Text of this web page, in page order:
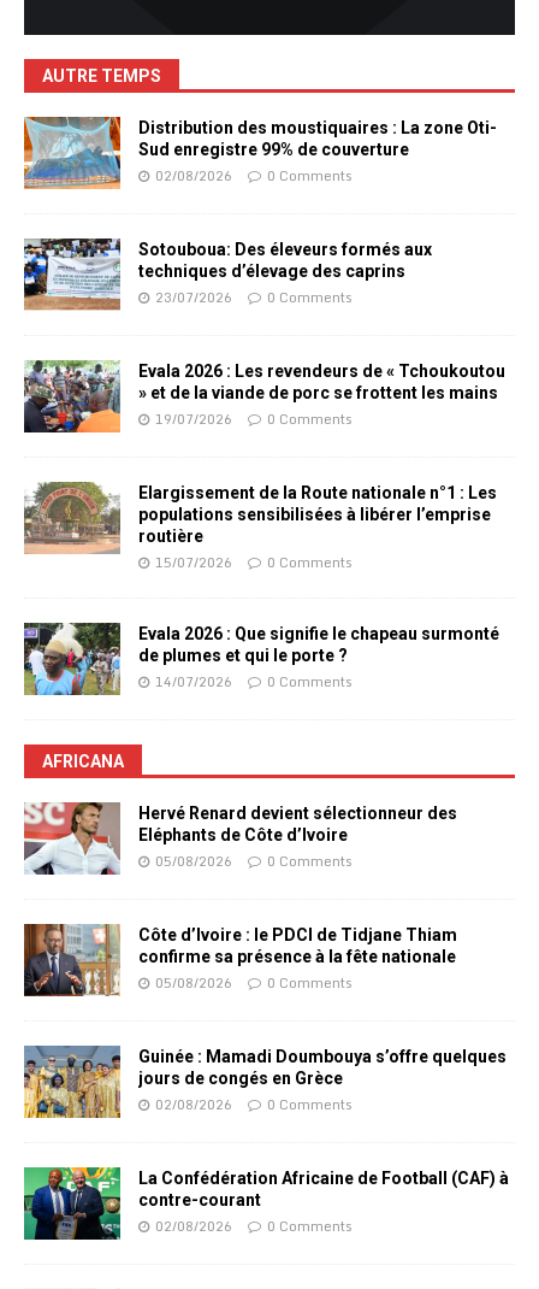
AUTRE TEMPS
Distribution des moustiquaires : La zone Oti-
Sud enregistre 99% de couverture
02/08/2026 0 Comments
Sotouboua: Des éleveurs formés aux
techniques d’élevage des caprins
23/07/2026 0 Comments
Evala 2026 : Les revendeurs de « Tchoukoutou
» et de la viande de porc se frottent les mains
19/07/2026 0 Comments
Elargissement de la Route nationale n°1 : Les
populations sensibilisées à libérer l’emprise
routière
15/07/2026 0 Comments
Evala 2026 : Que signifie le chapeau surmonté
de plumes et qui le porte ?
14/07/2026 0 Comments
AFRICANA
Hervé Renard devient sélectionneur des
Eléphants de Côte d’Ivoire
05/08/2026 0 Comments
Côte d’Ivoire : le PDCI de Tidjane Thiam
confirme sa présence à la fête nationale
05/08/2026 0 Comments
Guinée : Mamadi Doumbouya s’offre quelques
jours de congés en Grèce
02/08/2026 0 Comments
La Confédération Africaine de Football (CAF) à
contre-courant
02/08/2026 0 Comments